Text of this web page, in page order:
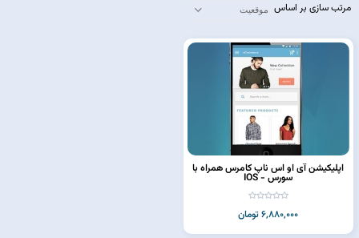
مرتب سازی بر اساس
اپلیکیشن آی او اس ناپ کامرس همراه با
سورس - IOS
6,880,000 تومان